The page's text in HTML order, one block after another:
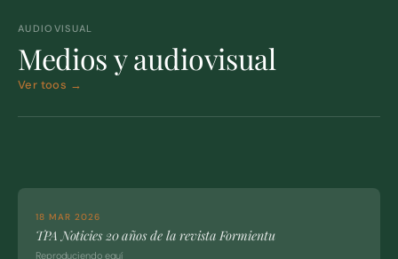
AUDIOVISUAL
Medios y audiovisual
Ver toos →
18 MAR 2026
TPA Noticies 20 años de la revista Formientu
Reproduciendo equí